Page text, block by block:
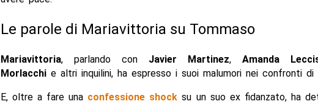
Le parole di Mariavittoria su Tommaso
Mariavittoria, parlando con Javier Martinez,Amanda
Morlacchie altri inquilini, ha espresso i suoi malumori nei confronti di
E, oltre a fare una confessione shock su un suo ex fidanzato, ha